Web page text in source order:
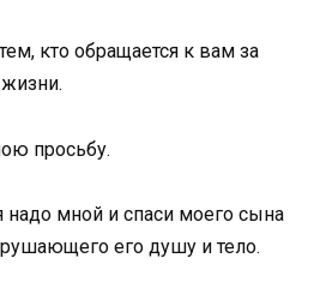
кто обращается к вам за
просьбу.
надо мной и спаси моего сына
его душу и тело.